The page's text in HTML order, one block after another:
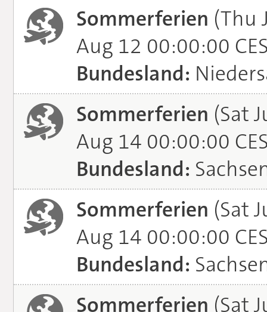
Sommerferien (Thu
Aug 12 00:00:00
Bundesland:
Sommerferien (Sat
Aug 14 00:00:00
Bundesland:
Sommerferien (Sat
Aug 14 00:00:00
Bundesland:
Sommerferien (Sat